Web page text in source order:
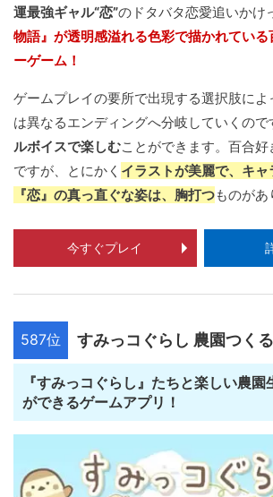
運最強ギャル“恋”のドタバタ恋愛追いかけ
物語』が透明感溢れる色彩で描かれている
ーゲーム！
ゲームプレイの要所で出現する選択肢に
は異なるエンディングへ分岐していくので
ルボイスで楽しむことができます。百合
ですが、とにかく イラストが美麗で、キャ
『恋』の真っ直ぐな姿は、胸打つものがあ
今すぐプレイ
587位 すみっコぐらし 農園つく
『すみっコぐらし』たちと楽しい農園
ができるゲームアプリ！